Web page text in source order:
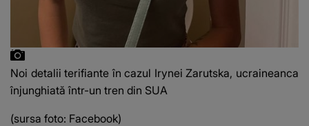
Noi detalii terifiante în cazul Irynei Zarutska, ucraineanca
înjunghiată într-un tren din SUA
(sursa foto: Facebook)